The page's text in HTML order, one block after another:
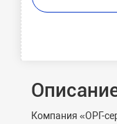
Компания «ОРГ-